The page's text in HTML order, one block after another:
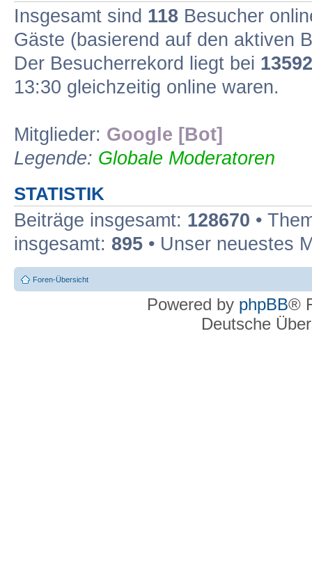
Insgesamt sind 118 Besucher
Gäste (basierend auf den aktiven
Der Besucherrekord liegt bei 13592
13:30 gleichzeitig online waren.
Mitglieder: Google [Bot]
Legende: Globale Moderatoren
STATISTIK
Beiträge insgesamt: 128670 •
insgesamt: 895 • Unser neuestes
Foren-Übersicht
Powered by phpBB®
Deutsche